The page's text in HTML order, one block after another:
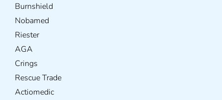
Burnshield
Nobamed
Riester
AGA
Crings
Rescue Trade
Actiomedic